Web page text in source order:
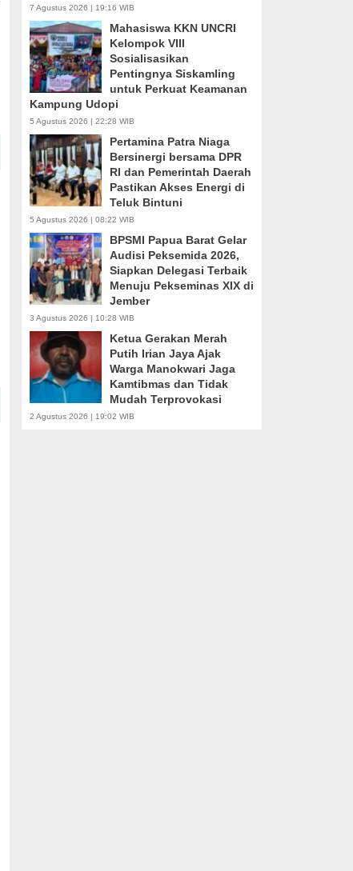
7 Agustus 2026 | 19:16 WIB
Mahasiswa KKN UNCRI
Kelompok VIII
Sosialisasikan
Pentingnya Siskamling
untuk Perkuat Keamanan
Kampung Udopi
5 Agustus 2026 | 22:28 WIB
Pertamina Patra Niaga
Bersinergi bersama DPR
RI dan Pemerintah Daerah
Pastikan Akses Energi di
Teluk Bintuni
5 Agustus 2026 | 08:22 WIB
BPSMI Papua Barat Gelar
Audisi Peksemida 2026,
Siapkan Delegasi Terbaik
Menuju Pekseminas XIX di
Jember
3 Agustus 2026 | 10:28 WIB
Ketua Gerakan Merah
Putih Irian Jaya Ajak
Warga Manokwari Jaga
Kamtibmas dan Tidak
Mudah Terprovokasi
2 Agustus 2026 | 19:02 WIB